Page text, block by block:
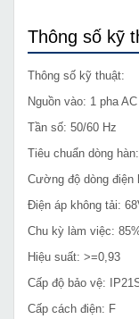
Thông số kỹ
Thông số kỹ thuật:
Nguồn vào: 1 pha
Tần số: 50/60 Hz
Tiêu chuẩn dòng
Cường độ dòng điện
Điện áp không tải:
Chu kỳ làm việc:
Hiệu suất: >=0,93
Cấp độ bảo vệ:
Cấp cách điện: F